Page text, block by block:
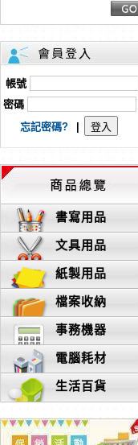
茲因國際情勢變化石油及塑
本網站免費註冊，所標示的
HP、EPSON、CANON原廠
本網站免費註冊，所標示的
匯款客戶請注意！因商品繁
本網站免費註冊，所標示的
帳號
密碼
忘記密碼?
書寫用品
文具用品
紙製用品
檔案收納
事務機器
電腦耗材
生活百貨